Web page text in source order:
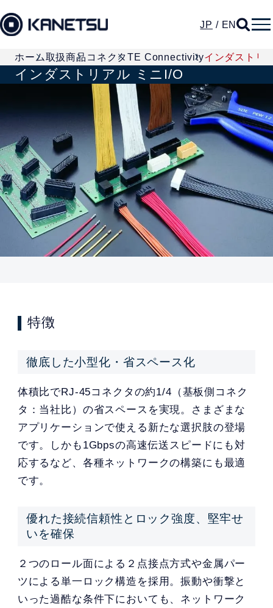
JP / EN
ホーム取扱商品 コネクタTE Connectivityインダストリ
インダストリアル ミニI/O
特徴
徹底した小型化・省スペース化
体積比でRJ-45コネクタの約1/4（基板側コネク
タ：当社比）の省スペースを実現。さまざまな
アプリケーションで使える新たな選択肢の登場
です。しかも1Gbpsの高速伝送スピードにも対
応するなど、各種ネットワークの構築にも最適
です。
優れた接続信頼性とロック強度、堅牢せ
いを確保
２つのロール面による２点接点方式や金属パー
ツによる単一ロック構造を採用。振動や衝撃と
いった過酷な条件下においても、ネットワーク